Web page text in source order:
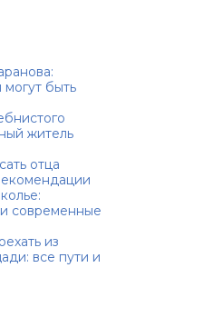
быть
житель
отца
современные
из
все пути и